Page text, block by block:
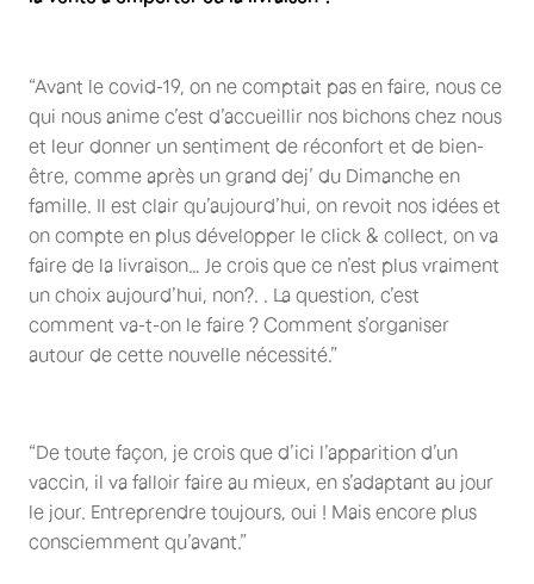
“Avant le covid-19, on ne comptait pas en faire, nous ce
qui nous anime c’est d’accueillir nos bichons chez nous
et leur donner un sentiment de réconfort et de bien-
être, comme après un grand dej’ du Dimanche en
famille. Il est clair qu’aujourd’hui, on revoit nos idées et
on compte en plus développer le click & collect, on va
faire de la livraison… Je crois que ce n’est plus vraiment
un choix aujourd’hui, non?. . La question, c’est
comment va-t-on le faire ? Comment s’organiser
autour de cette nouvelle nécessité.”
“De toute façon, je crois que d’ici l’apparition d’un
vaccin, il va falloir faire au mieux, en s’adaptant au jour
le jour. Entreprendre toujours, oui ! Mais encore plus
consciemment qu’avant.”